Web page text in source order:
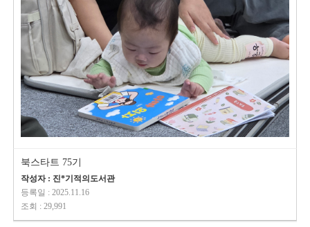
북스타트 75기
작성자 : 진*기적의도서관
등록일 : 2025.11.16
조회 : 29,991